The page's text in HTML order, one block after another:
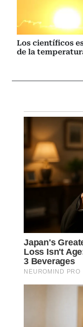
Los científicos
de la